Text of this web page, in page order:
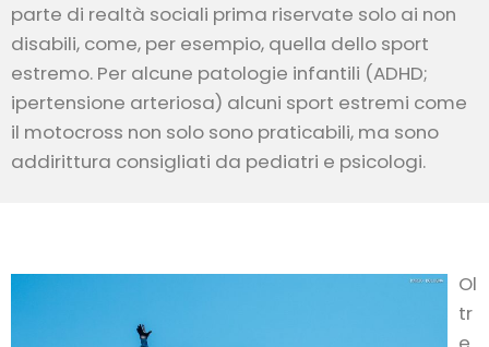
parte di realtà sociali prima riservate solo ai non
disabili, come, per esempio, quella dello sport
estremo. Per alcune patologie infantili (ADHD;
ipertensione arteriosa) alcuni sport estremi come
il motocross non solo sono praticabili, ma sono
addirittura consigliati da pediatri e psicologi.
Ol
tr